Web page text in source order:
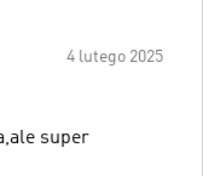
4 lutego 2025
super